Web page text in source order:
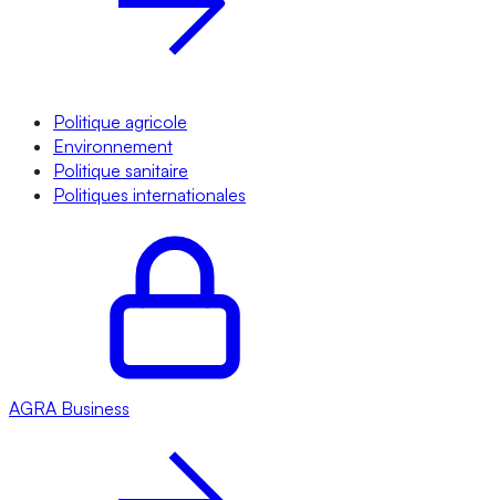
Politique agricole
Environnement
Politique sanitaire
Politiques internationales
AGRA Business